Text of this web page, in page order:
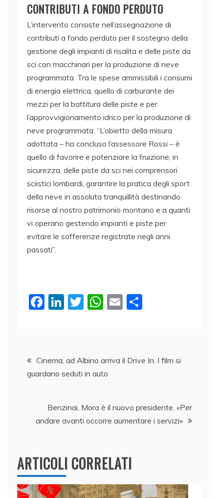
CONTRIBUTI A FONDO PERDUTO
L’intervento consiste nell’assegnazione di
contributi a fondo perduto per il sostegno della
gestione degli impianti di risalita e delle piste da
sci con macchinari per la produzione di neve
programmata. Tra le spese ammissibili i consumi
di energia elettrica, quello di carburante dei
mezzi per la battitura delle piste e per
l’approvvigionamento idrico per la produzione di
neve programmata. “L’obietto della misura
adottata – ha concluso l’assessore Rossi – è
quello di favorire e potenziare la fruizione, in
sicurezza, delle piste da sci nei comprensori
sciistici lombardi, garantire la pratica degli sport
della neve in assoluta tranquillità destinando
risorse al nostro patrimonio montano e a quanti
vi operano gestendo impianti e piste per
evitare le sofferenze registrate negli anni
passati”.
F
b
o
k
Li
dI
n
T
W
A
p
E
vi
Navigazione
articoli
Cinema, ad Albino arriva il Drive In. I film si
guardano seduti in auto
Benzinai, Mora è il nuovo presidente. «Per
andare avanti occorre aumentare i servizi»
ARTICOLI CORRELATI